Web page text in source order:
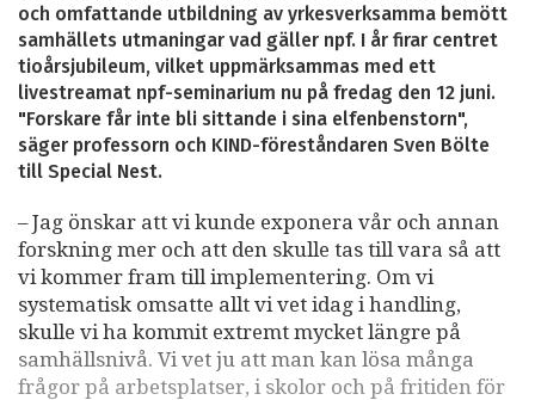
och omfattande utbildning av yrkesverksamma bemött
samhällets utmaningar vad gäller npf. I år firar centret
tioårsjubileum, vilket uppmärksammas med ett
livestreamat npf-seminarium nu på fredag den 12 juni.
"Forskare får inte bli sittande i sina elfenbenstorn",
säger professorn och KIND-föreståndaren Sven Bölte
till Special Nest.
– Jag önskar att vi kunde exponera vår och annan
forskning mer och att den skulle tas till vara så att
vi kommer fram till implementering. Om vi
systematisk omsatte allt vi vet idag i handling,
skulle vi ha kommit extremt mycket längre på
samhällsnivå. Vi vet ju att man kan lösa många
frågor på arbetsplatser, i skolor och på fritiden för